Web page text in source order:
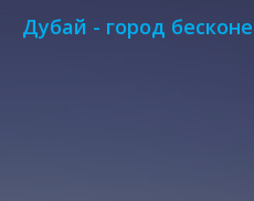
Дубай - город